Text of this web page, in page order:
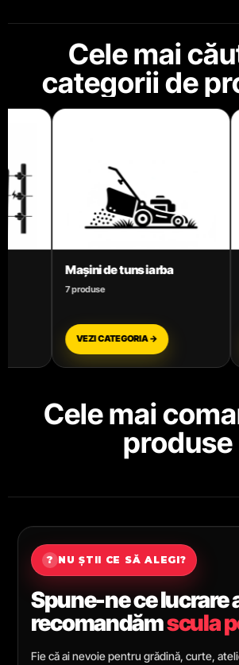
Cele mai
categorii de
Mori electrice și Batoze
6 produse
VEZI CATEGORIA →
Cele mai
produse
? NU ȘTII CE SĂ ALEGI?
Spune-ne ce lucrare
recomandămscula
Fie că ai nevoie pentru grădină, curte,